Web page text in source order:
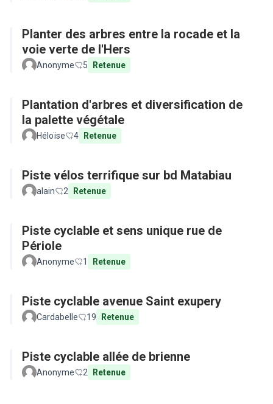
Planter des arbres entre la rocade et la
voie verte de l'Hers
Anonyme 5 Retenue
Plantation d'arbres et diversification de
la palette végétale
Héloïse 4 Retenue
Piste vélos terrifique sur bd Matabiau
alain 2 Retenue
Piste cyclable et sens unique rue de
Périole
Anonyme 1 Retenue
Piste cyclable avenue Saint exupery
Cardabelle 19 Retenue
Piste cyclable allée de brienne
Anonyme 2 Retenue